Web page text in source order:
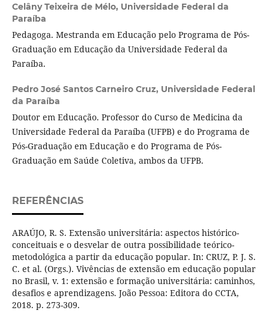
Celâny Teixeira de Mélo, Universidade Federal da
Paraíba
Pedagoga. Mestranda em Educação pelo Programa de Pós-
Graduação em Educação da Universidade Federal da
Paraíba.
Pedro José Santos Carneiro Cruz, Universidade Federal
da Paraíba
Doutor em Educação. Professor do Curso de Medicina da
Universidade Federal da Paraíba (UFPB) e do Programa de
Pós-Graduação em Educação e do Programa de Pós-
Graduação em Saúde Coletiva, ambos da UFPB.
REFERÊNCIAS
ARAÚJO, R. S. Extensão universitária: aspectos histórico-
conceituais e o desvelar de outra possibilidade teórico-
metodológica a partir da educação popular. In: CRUZ, P. J. S.
C. et al. (Orgs.). Vivências de extensão em educação popular
no Brasil, v. 1: extensão e formação universitária: caminhos,
desafios e aprendizagens. João Pessoa: Editora do CCTA,
2018. p. 273-309.